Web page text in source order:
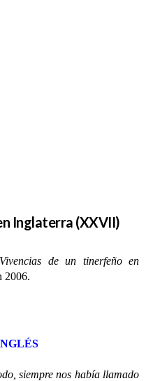
Inglaterra (XXVII)
de un tinerfeño en
2006.
siempre nos había llamado